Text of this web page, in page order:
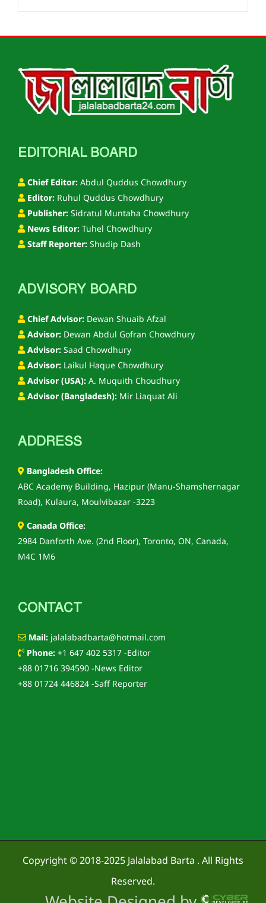
EDITORIAL BOARD
Chief Editor: Abdul Quddus Chowdhury
Editor: Ruhul Quddus Chowdhury
Publisher: Sidratul Muntaha Chowdhury
News Editor: Tuhel Chowdhury
Staff Reporter: Shudip Dash
ADVISORY BOARD
Chief Advisor: Dewan Shuaib Afzal
Advisor: Dewan Abdul Gofran Chowdhury
Advisor: Saad Chowdhury
Advisor: Laikul Haque Chowdhury
Advisor (USA): A. Muquith Choudhury
Advisor (Bangladesh): Mir Liaquat Ali
ADDRESS
Bangladesh Office:
ABC Academy Building, Hazipur (Manu-Shamshernagar
Road), Kulaura, Moulvibazar -3223
Canada Office:
2984 Danforth Ave. (2nd Floor), Toronto, ON, Canada,
M4C 1M6
CONTACT
Mail: jalalabadbarta@hotmail.com
Phone: +1 647 402 5317 -Editor
+88 01716 394590 -News Editor
+88 01724 446824 -Saff Reporter
Copyright © 2018-2025Jalalabad Barta . All Rights
Reserved.